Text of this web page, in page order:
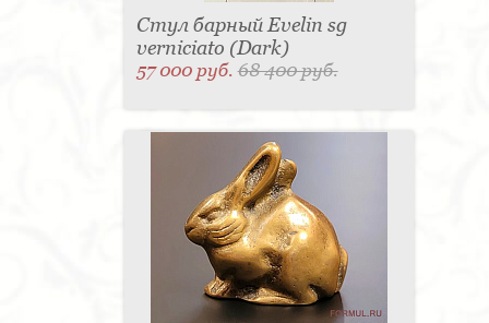
Стул барный Evelin sg
verniciato (Dark)
57 000 руб.68 400 руб.